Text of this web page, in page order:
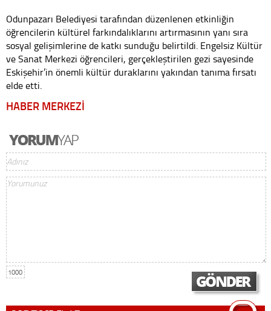
Odunpazarı Belediyesi tarafından düzenlenen etkinliğin
öğrencilerin kültürel farkındalıklarını artırmasının yanı sıra
sosyal gelişimlerine de katkı sunduğu belirtildi. Engelsiz Kültür
ve Sanat Merkezi öğrencileri, gerçekleştirilen gezi sayesinde
Eskişehir’in önemli kültür duraklarını yakından tanıma fırsatı
elde etti.
HABER MERKEZİ
1000